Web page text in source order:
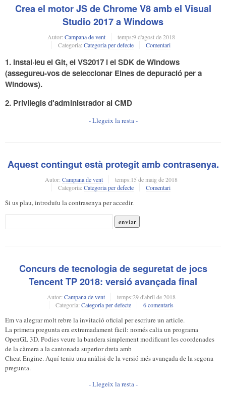
Crea el motor JS de Chrome V8 amb el Visual
Studio 2017 a Windows
Autor: Campana de vent temps:9 d'agost de 2018
Categoria: Categoria per defecte Comentari
1. Instal·leu el Git, el VS2017 i el SDK de Windows
(assegureu-vos de seleccionar Eines de depuració per a
Windows).
2. Privilegisd'administradoral CMD
- Llegeix la resta -
Aquest contingut està protegit amb contrasenya.
Autor: Campana de vent temps:15 de maig de 2018
Categoria: Categoria per defecte Comentari
Si us plau, introduïu la contrasenya per accedir.
Concurs de tecnologia de seguretat de jocs
Tencent TP 2018: versió avançada final
Autor: Campana de vent temps:29 d'abril de 2018
Categoria: Categoria per defecte 6 comentaris
Em va alegrar molt rebre la invitació oficial per escriure un article.
La primera pregunta era extremadament fàcil: només calia un programa
OpenGL 3D. Podies veure la bandera simplement modificant les coordenades
de la càmera a la cantonada superior dreta amb
Cheat Engine. Aquí teniu una anàlisi de la versió més avançada de la segona
pregunta.
- Llegeix la resta -